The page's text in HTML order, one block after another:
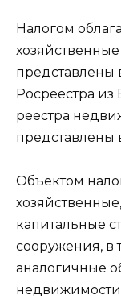
Налогом
представлены
Росреестра из
реестра
представлены
Объектом
капитальные
сооружения, в
аналогичные